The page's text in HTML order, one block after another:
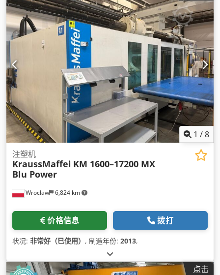
1 /8
Wrocław 6,824 km
注塑机
KraussMaffei KM 1600–17200 MX
Blu Power
价格信息 拨打
状况: 非常好（已使用） , 制造年份: 2013,
点击